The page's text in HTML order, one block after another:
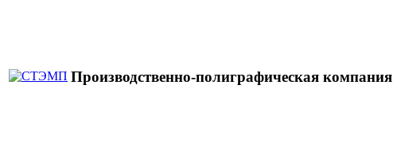
Производственно-полиграфическая компания